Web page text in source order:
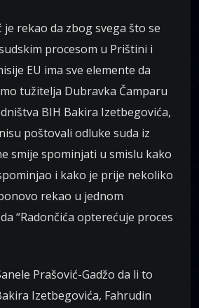
je rekao da zbog svega što se
procesom u Prištini i
EU ima sve elemente da
tužitelja Dubravka Čamparu
BIH Bakira Izetbegovića,
poštovali odluke suda iz
smije spominjati u smislu kako
i kako je prije nekoliko
rekao u jednom
“Radončića opterećuje proces
Prašović-Gadžo da li to
Izetbegovića, Fahrudin